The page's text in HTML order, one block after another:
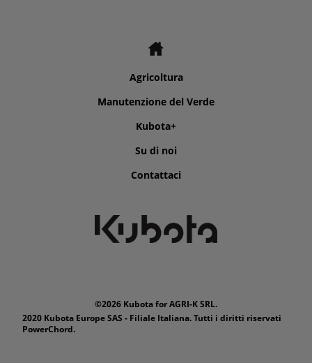
Agricoltura
Manutenzione del Verde
Kubota+
Su di noi
Contattaci
©2026 Kubota for AGRI-K SRL.
2020 Kubota Europe SAS - Filiale Italiana. Tutti i diritti riservati
PowerChord.